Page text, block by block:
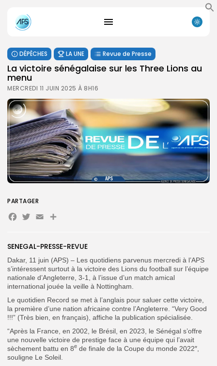
for:
Button
FR
DÉPÊCHES LA UNE Revue de Presse
La victoire sénégalaise sur les Three Lions au
menu
MERCREDI 11 JUIN 2025 À 8H16
SENEGAL-PRESSE-REVUE
Dakar, 11 juin (APS) – Les quotidiens parvenus mercredi à l’APS
s’intéressent surtout à la victoire des Lions du football sur l’équipe
nationale d’Angleterre, 3-1, à l’issue d’un match amical
international jouée la veille à Nottingham.
Le quotidien Record se met à l’anglais pour saluer cette victoire,
la première d’une nation africaine contre l’Angleterre. “Very Good
!!!” (Très bien, en français), affiche la publication spécialisée.
“Après la France, en 2002, le Brésil, en 2023, le Sénégal s’offre
une nouvelle victoire de prestige face à une équipe qui l’avait
sèchement battu en 8e de finale de la Coupe du monde 2022″,
souligne Le Soleil.
PARTAGER
Facebook
Twitter
EmailPartager